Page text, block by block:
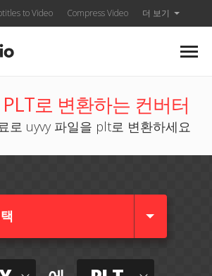
to Video Compress Video 더 보기
PLT로 변환하는 컨버터
로 uyvy 파일을 plt로 변환하세요